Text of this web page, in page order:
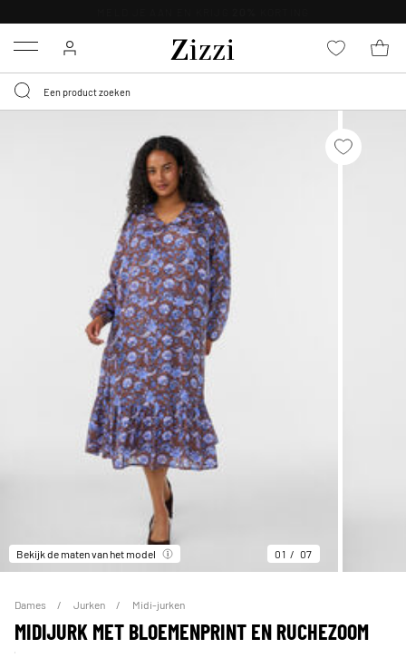
Menu
Bekijk de maten van het model 01 07
Dames Jurken Midi-jurken
MIDIJURK MET BLOEMENPRINT EN RUCHEZOOM